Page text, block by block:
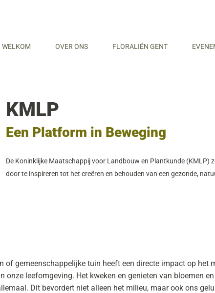
WELKOM OVER ONS FLORALIËN GENT
KMLP
Een Platform in Beweging
De Koninklijke Maatschappij voor Landbouw en Plantkunde (KMLP)
door te inspireren tot het creëren en behouden van een gezonde,
of gemeenschappelijke tuin heeft een directe impact op het
onze leefomgeving. Het kweken en genieten van bloemen
Dit bevordert niet alleen het milieu, maar ook ons